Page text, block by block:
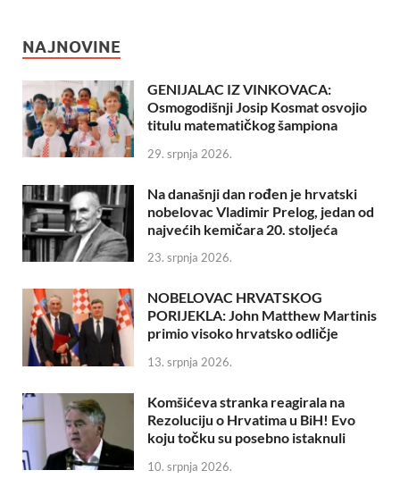
NAJNOVINE
GENIJALAC IZ VINKOVACA:
Osmogodišnji Josip Kosmat osvojio
titulu matematičkog šampiona
29. srpnja 2026.
Na današnji dan rođen je hrvatski
nobelovac Vladimir Prelog, jedan od
najvećih kemičara 20. stoljeća
23. srpnja 2026.
NOBELOVAC HRVATSKOG
PORIJEKLA: John Matthew Martinis
primio visoko hrvatsko odličje
13. srpnja 2026.
Komšićeva stranka reagirala na
Rezoluciju o Hrvatima u BiH! Evo
koju točku su posebno istaknuli
10. srpnja 2026.